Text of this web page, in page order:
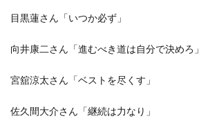
目黒蓮さん「いつか必ず」
向井康二さん「進むべき道は自分で決めろ」
宮舘涼太さん「ベストを尽くす」
佐久間大介さん「継続は力なり」